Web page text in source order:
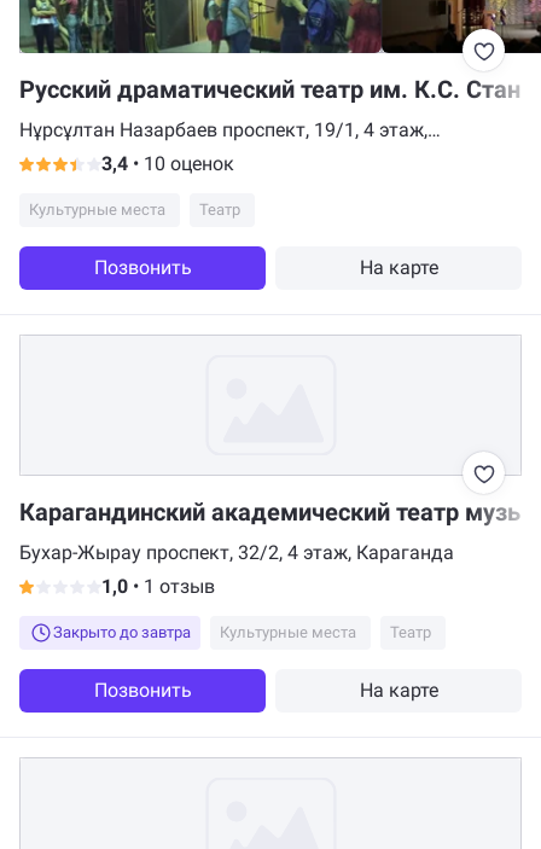
Русский драматический театр им. К.С.
Нұрсұлтан Назарбаев проспект, 19/1, 4 этаж,
Караганда3,4 • 10 оценок
Культурные места Театр
Позвонить На карте
Карагандинский академический театр
Бухар-Жырау проспект, 32/2, 4 этаж, Караганда
1,0 • 1 отзыв
Закрыто до завтра Культурные места Театр
Позвонить На карте